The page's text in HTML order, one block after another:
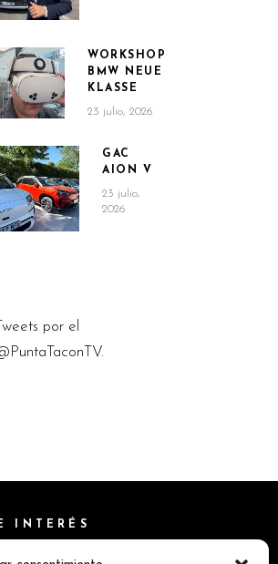
WORKSHOP
BMW NEUE
KLASSE
23 julio, 2026
GAC
AION V
23 julio,
2026
Tweets por el
INTERÉS